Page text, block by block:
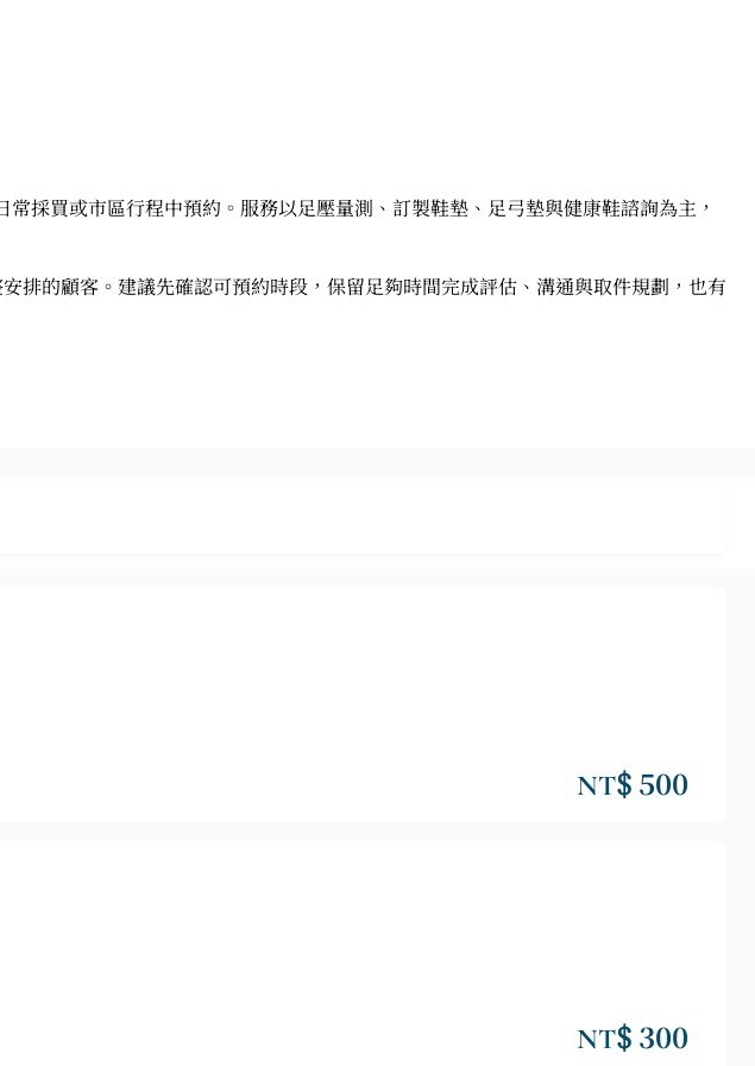
採買或市區行程中預約。服務以足壓量測、訂製鞋墊、足弓墊與健康鞋諮詢為主，
排的顧客。建議先確認可預約時段，保留足夠時間完成評估、溝通與取件規劃，也有
NT$ 500
NT$ 300